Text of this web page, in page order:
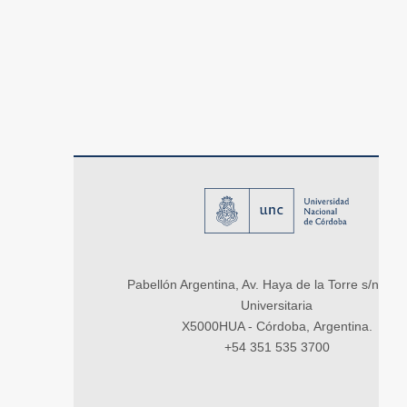
Pabellón Argentina, Av. Haya de la Torre s/n,
Universitaria
X5000HUA - Córdoba, Argentina.
+54 351 535 3700